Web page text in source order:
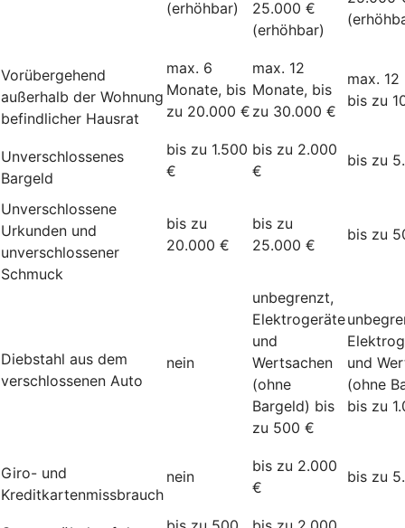
(erhöhbar)
25.000 €
(erhöhbar)
Vorübergehend
außerhalb der Wohnung
befindlicher Hausrat
max. 6
Monate, bis
zu 20.000 €
max. 12
Monate, bis
zu 30.000 €
max.
bis zu
Unverschlossenes
Bargeld
bis zu 1.500
€
bis zu 2.000
€
bis zu
Unverschlossene
Urkunden und
unverschlossener
Schmuck
bis zu
20.000 €
bis zu
25.000 €
bis zu
Diebstahl aus dem
verschlossenen Auto
nein
unbegrenzt,
Elektrogeräte
und
Wertsachen
(ohne
Bargeld) bis
zu 500 €
und
(ohne
bis zu
Giro- und
Kreditkartenmissbrauch
nein
bis zu 2.000
€
bis zu